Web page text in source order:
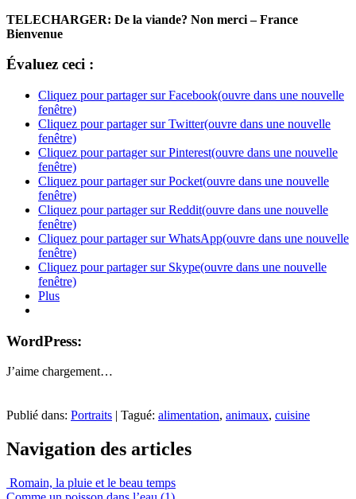
TELECHARGER: De la viande? Non merci – France
Bienvenue
Évaluez ceci :
Cliquez pour partager sur Facebook(ouvre dans une nouvelle
fenêtre)
Cliquez pour partager sur Twitter(ouvre dans une nouvelle
fenêtre)
Cliquez pour partager sur Pinterest(ouvre dans une nouvelle
fenêtre)
Cliquez pour partager sur Pocket(ouvre dans une nouvelle
fenêtre)
Cliquez pour partager sur Reddit(ouvre dans une nouvelle
fenêtre)
Cliquez pour partager sur WhatsApp(ouvre dans une nouvelle
fenêtre)
Cliquez pour partager sur Skype(ouvre dans une nouvelle
fenêtre)
Plus
WordPress:
J’aime chargement…
Publié dans: Portraits Tagué: alimentation, animaux, cuisine
Navigation des articles
Romain, la pluie et le beau temps